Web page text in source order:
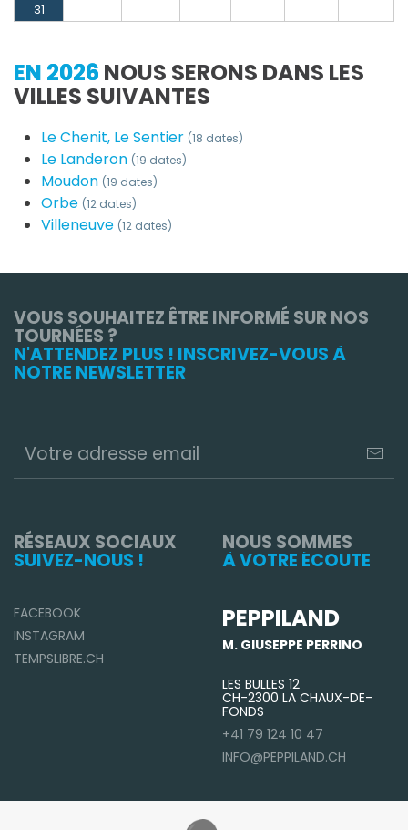
31
EN 2026 NOUS SERONS DANS LES
VILLES SUIVANTES
Le Chenit, Le Sentier (18 dates)
Le Landeron (19 dates)
Moudon (19 dates)
Orbe (12 dates)
Villeneuve (12 dates)
VOUS SOUHAITEZ ÊTRE INFORMÉ SUR NOS
TOURNÉES ?
N'ATTENDEZ PLUS ! INSCRIVEZ-VOUS À
NOTRE NEWSLETTER
RÉSEAUX SOCIAUX
SUIVEZ-NOUS !
FACEBOOK
INSTAGRAM
TEMPSLIBRE.CH
NOUS SOMMES
À VOTRE ÉCOUTE
PEPPILAND
M. GIUSEPPE PERRINO
LES BULLES 12
CH-2300 LA CHAUX-DE-
FONDS
+41 79 124 10 47
INFO@PEPPILAND.CH